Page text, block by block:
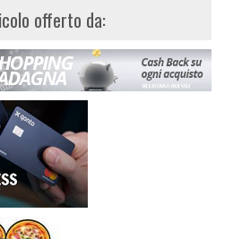
offerto da: